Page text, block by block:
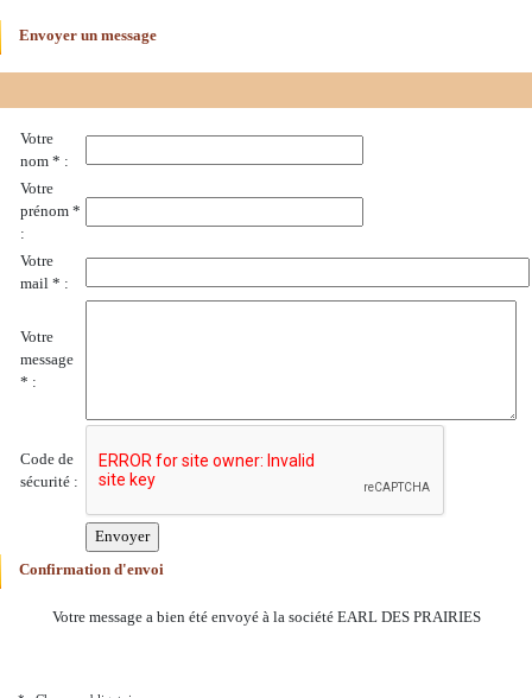
Envoyer un message
Votre
nom * :
Votre
prénom *
:
Votre
mail * :
Votre
message
* :
Code de
sécurité :
Confirmation d'envoi
Votre message a bien été envoyé à la société EARL DES PRAIRIES